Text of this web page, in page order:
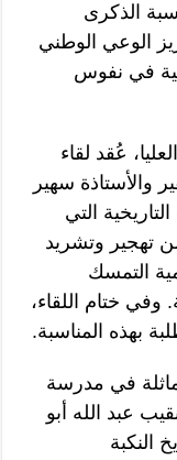
الذكرى
الوعي الوطني
في نفوس
عُقد لقاء
والأستاذة سهير
التي
نتج عنها من تهجير وتشريد
التمسك
وفي ختام اللقاء،
بهذه المناسبة.
في مدرسة
عبد الله أبو
النكبة